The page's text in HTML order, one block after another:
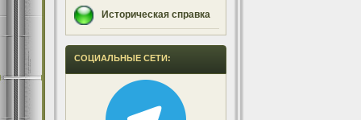
Историческая справка
СОЦИАЛЬНЫЕ СЕТИ: